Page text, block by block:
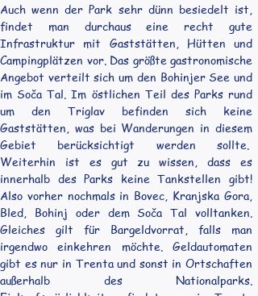
Auch wenn der Park sehr dünn besiedelt ist,
findet man durchaus eine recht gute
Infrastruktur mit Gaststätten, Hütten und
Campingplätzen vor. Das größte gastronomische
Angebot verteilt sich um den Bohinjer See und
im Soča Tal. Im östlichen Teil des Parks rund
um den Triglav befinden sich keine
Gaststätten, was bei Wanderungen in diesem
Gebiet berücksichtigt werden sollte.
Weiterhin ist es gut zu wissen, dass es
innerhalb des Parks keine Tankstellen gibt!
Also vorher nochmals in Bovec, Kranjska Gora,
Bled, Bohinj oder dem Soča Tal volltanken.
Gleiches gilt für Bargeldvorrat, falls man
irgendwo einkehren möchte. Geldautomaten
gibt es nur in Trenta und sonst in Ortschaften
außerhalb des Nationalparks.